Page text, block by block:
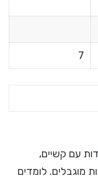
עם קשיים,
מוגבלים. לומדים